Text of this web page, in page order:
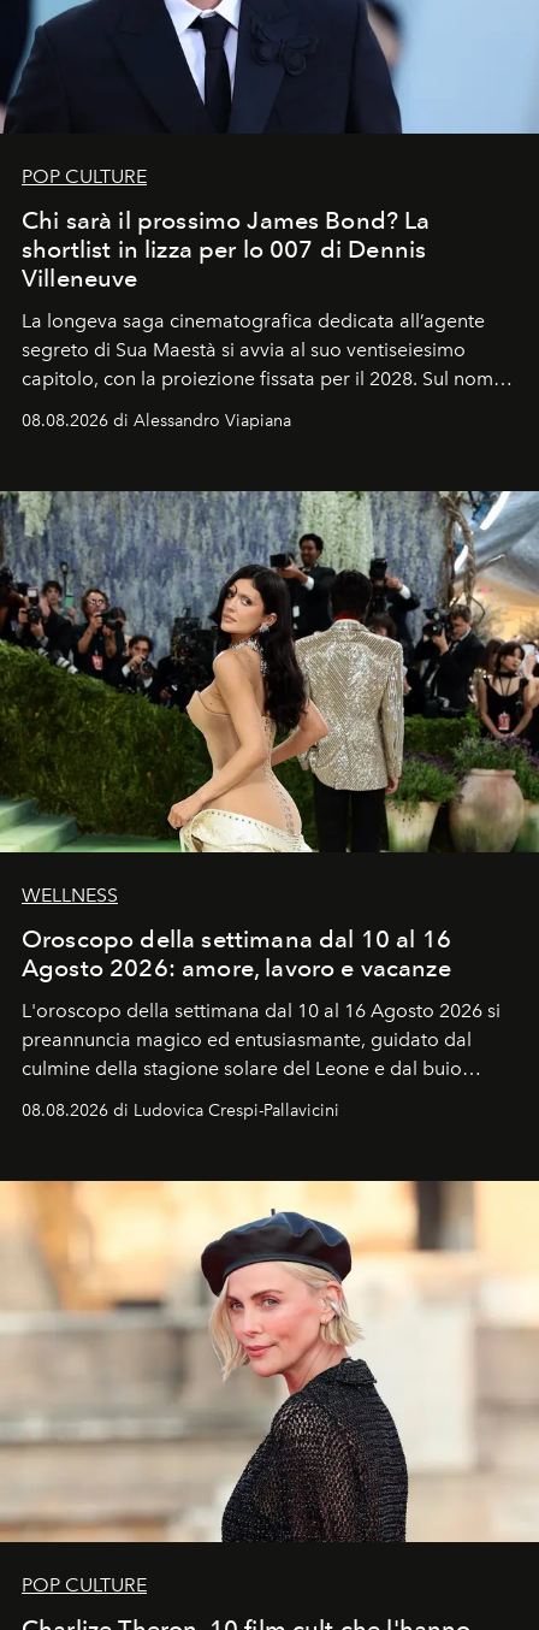
POP CULTURE
Chi sarà il prossimo James Bond? La
shortlist in lizza per lo 007 di Dennis
Villeneuve
La longeva saga cinematografica dedicata all’agente
segreto di Sua Maestà si avvia al suo ventiseiesimo
capitolo, con la proiezione fissata per il 2028. Sul nome
dell’attore chiamato a raccogliere l’eredità di Daniel
Craig, però, regna ancora il più assoluto riserbo.
08.08.2026 di Alessandro Viapiana
WELLNESS
Oroscopo della settimana dal 10 al 16
Agosto 2026: amore, lavoro e vacanze
L'oroscopo della settimana dal 10 al 16 Agosto 2026 si
preannuncia magico ed entusiasmante, guidato dal
culmine della stagione solare del Leone e dal buio
favorevole della Luna nuova in Leone del 12 agosto,
ideale per la notte delle Perseidi.
08.08.2026 di Ludovica Crespi-Pallavicini
POP CULTURE